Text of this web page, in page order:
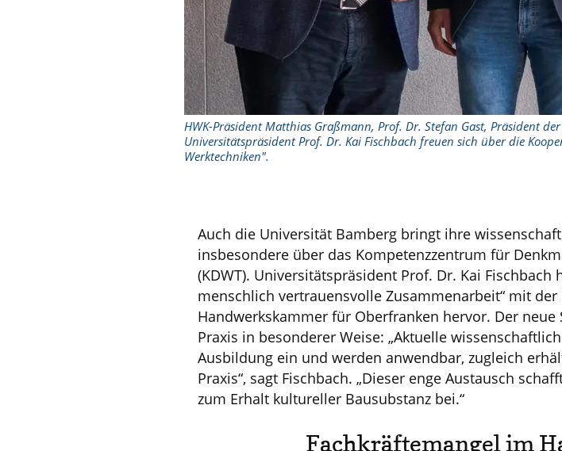
HWK-Präsident Matthias Graßmann, Prof. Dr. Stefan Gast, Präsident
Universitätspräsident Prof. Dr. Kai Fischbach freuen sich über die
Werktechniken".
Auch die Universität Bamberg bringt ihre
insbesondere über das Kompetenzzentrum für
(KDWT). Universitätspräsident Prof. Dr. Kai
menschlich vertrauensvolle Zusammenarbeit“ mit
Handwerkskammer für Oberfranken hervor. Der
Praxis in besonderer Weise: „Aktuelle
Ausbildung ein und werden anwendbar, zugleich
Praxis“, sagt Fischbach. „Dieser enge Austausch
zum Erhalt kultureller Bausubstanz bei.“
Fachkräftemangel im